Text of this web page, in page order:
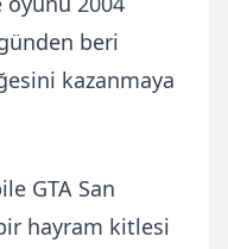
günden beri
kazanmaya
GTA San
hayram kitlesi